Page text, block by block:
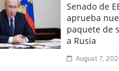
Senado de
aprueba
paquete de
a Rusia
August 7,